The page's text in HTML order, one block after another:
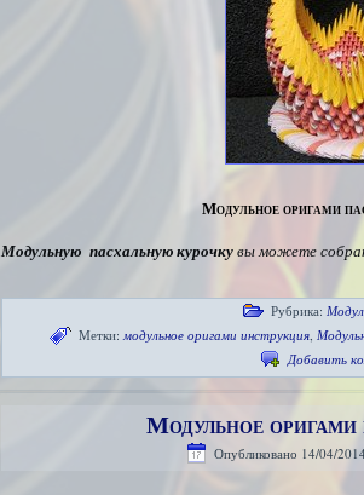
Модульное оригами
Модульную пасхальную курочкувы можете
Рубрика:
Метки: модульное оригами инструкция,
Добавить
Модульное оригами
Опубликовано 14/04/2014